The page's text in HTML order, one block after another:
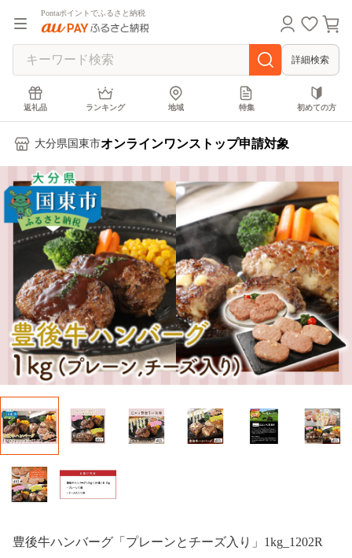
Pontaポイントでふるさと納税
詳細検索
返礼品 ランキング 地域 特集 初めての方
大分県国東市オンラインワンストップ申請対象
豊後牛ハンバーグ「プレーンとチーズ入り」1kg_1202R